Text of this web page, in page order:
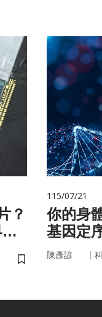
？
儲存書籤
115/07/21
你的身
基因定
書
陳彥諺 ｜